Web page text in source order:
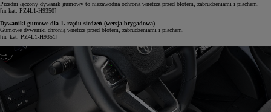
Przedni łączony dywanik gumowy to niezawodna ochrona wnętrza przed błotem, zabrudzeniami i piachem.
[nr kat. PZ4L1-H9350]
Dywaniki gumowe dla 1. rzędu siedzeń (wersja brygadowa)
Gumowe dywaniki chronią wnętrze przed błotem, zabrudzeniami i piachem.
[nr. kat. PZ4L1-H9351]